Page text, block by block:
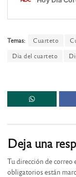
Temas: Cuarteto
Dia del cuarteto
Deja una
Tu dirección de correo
obligatorios están